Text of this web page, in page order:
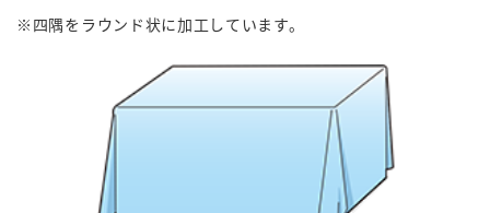
※四隅をラウンド状に加工しています。